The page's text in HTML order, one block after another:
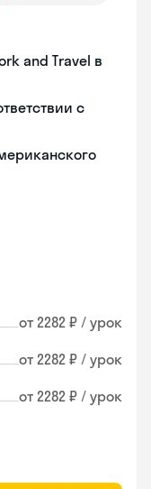
and Travel в
с
от 2282 ₽ / урок
от 2282 ₽ / урок
от 2282 ₽ / урок